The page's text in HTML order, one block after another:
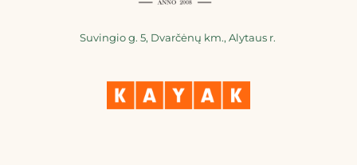
Suvingio g. 5, Dvarčėnų km., Alytaus r.